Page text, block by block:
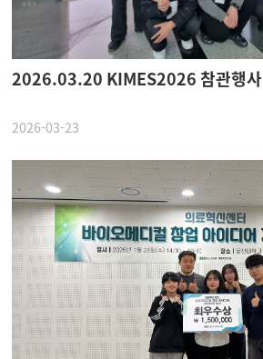
2026.03.20 KIMES2026 참관행사
2026-03-23